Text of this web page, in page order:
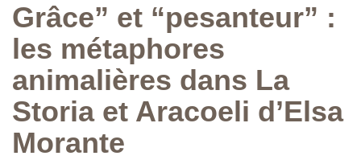
Grâce” et “pesanteur” :
les métaphores
animalières dans La
Storia et Aracoeli d’Elsa
Morante